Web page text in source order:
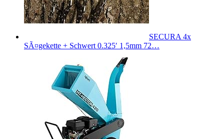
SECURA 4x
SÃ¤gekette + Schwert 0.325′ 1,5mm 72…